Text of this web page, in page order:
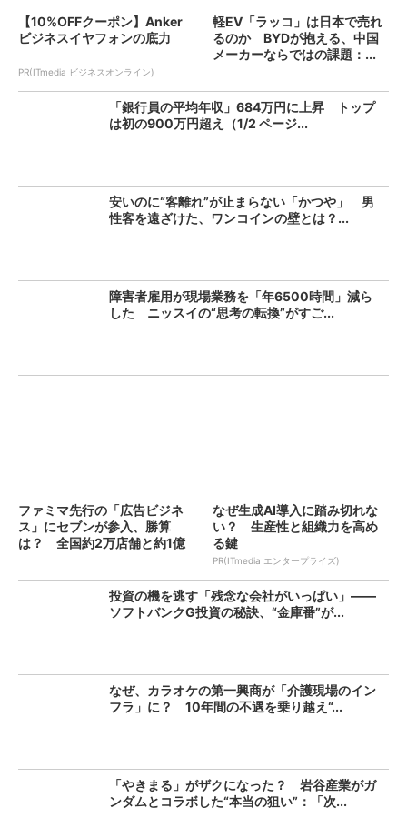
【10%OFFクーポン】Anker
ビジネスイヤフォンの底力
PR(ITmedia ビジネスオンライン)
軽EV「ラッコ」は日本で売れ
るのか BYDが抱える、中国
メーカーならではの課題：...
「銀行員の平均年収」684万円に上昇 トップ
は初の900万円超え（1/2 ページ...
安いのに“客離れ”が止まらない「かつや」 男
性客を遠ざけた、ワンコインの壁とは？...
障害者雇用が現場業務を「年6500時間」減ら
した ニッスイの“思考の転換”がすご...
ファミマ先行の「広告ビジネ
ス」にセブンが参入、勝算
は？ 全国約2万店舗と約1億
なぜ生成AI導入に踏み切れな
い？ 生産性と組織力を高め
る鍵
PR(ITmedia エンタープライズ)
投資の機を逃す「残念な会社がいっぱい」――
ソフトバンクG投資の秘訣、“金庫番”が...
なぜ、カラオケの第一興商が「介護現場のイン
フラ」に？ 10年間の不遇を乗り越え“...
「やきまる」がザクになった？ 岩谷産業がガ
ンダムとコラボした“本当の狙い”：「次...